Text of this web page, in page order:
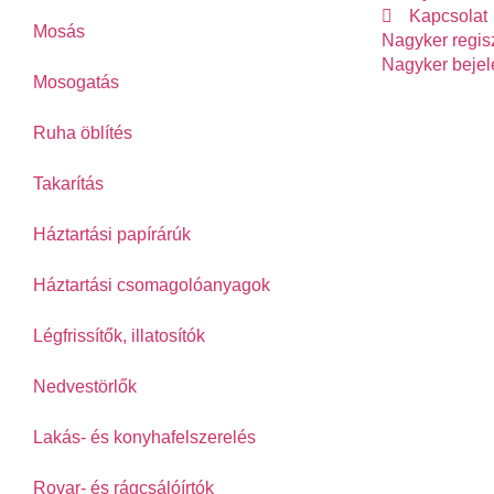
Mosás
Mosogatás
Ruha öblítés
Takarítás
Háztartási papírárúk
Háztartási csomagolóanyagok
Légfrissítők, illatosítók
Nedvestörlők
Lakás- és konyhafelszerelés
Rovar- és rágcsálóírtók
Kapcsolat
Nagyker
Nagyker